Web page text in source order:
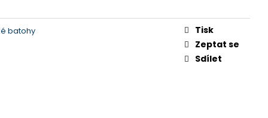
batohy
Tisk
Zeptat se
Sdílet
BOARD 65